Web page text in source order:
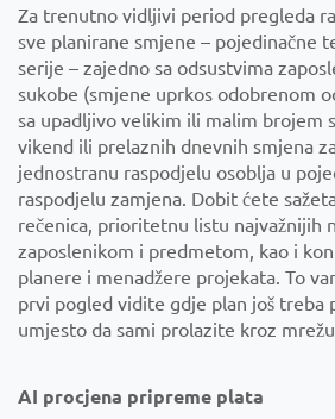
Za trenutno vidljivi period pregleda
sve planirane smjene – pojedinačne
serije – zajedno sa odsustvima
sukobe (smjene uprkos odobrenom
sa upadljivo velikim ili malim brojem
vikend ili prelaznih dnevnih smjena
jednostranu raspodjelu osoblja u
raspodjelu zamjena. Dobit ćete
rečenica, prioritetnu listu najvažnijih
zaposlenikom i predmetom, kao i
planere i menadžere projekata. To
prvi pogled vidite gdje plan još treba
umjesto da sami prolazite kroz mrežu
AI procjena pripreme plata